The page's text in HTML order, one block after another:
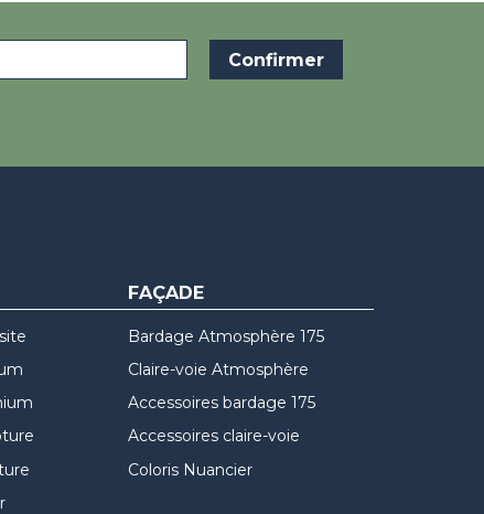
FAÇADE
Bardage Atmosphère 175
Claire-voie Atmosphère
Accessoires bardage 175
Accessoires claire-voie
Coloris Nuancier